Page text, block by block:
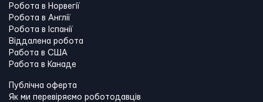
Робота в Норвегії
Робота в Англії
Робота в Іспанії
Віддалена робота
Работа в США
Работа в Канадe
Публічна оферта
Як ми перевіряємо роботодавців